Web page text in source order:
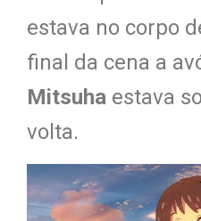
estava no corpo
final da cena a
Mitsuha estava
volta.